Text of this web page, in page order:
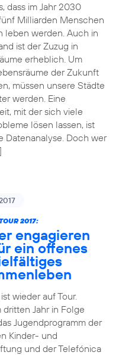
dass im Jahr 2030
Milliarden Menschen
leben werden. Auch in
ist der Zuzug in
erheblich. Um
der Zukunft
müssen unsere Städte
werden. Eine
mit der sich viele
lösen lassen, ist
Datenanalyse. Doch wer
2017:
engagieren
ein offenes
wieder auf Tour.
dritten Jahr in Folge
Jugendprogramm der
Kinder- und
und der Telefónica